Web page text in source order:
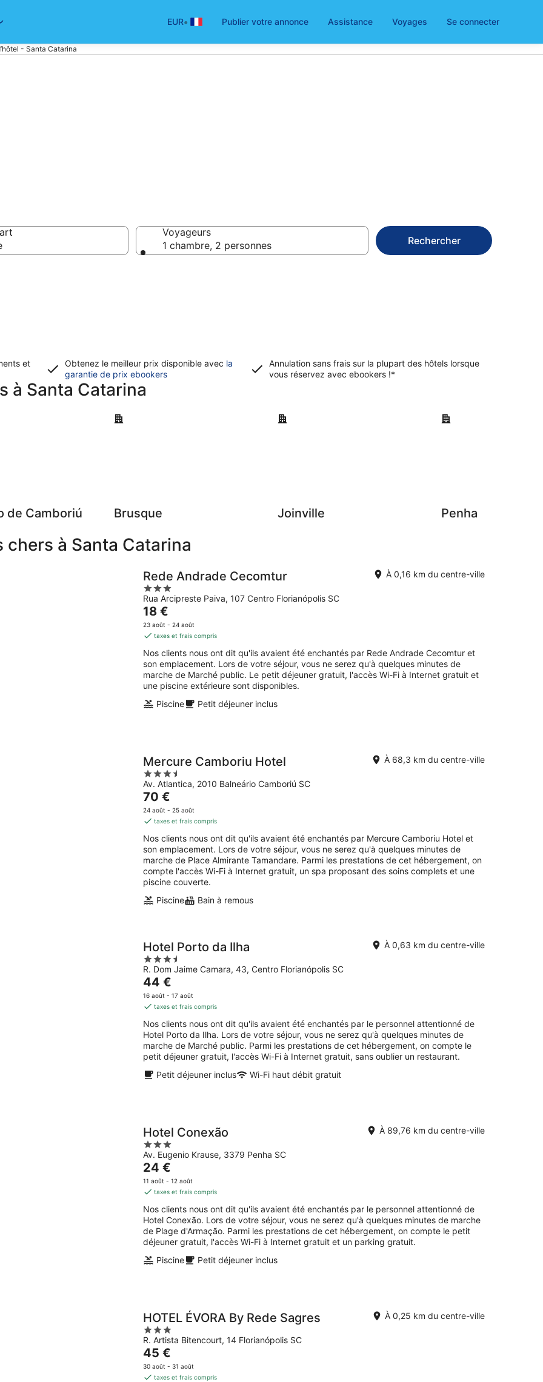
EUR• Publier votre annonce Assistance Voyages Se connecter
- Santa Catarina
Voyageurs
1 chambre, 2 personnes
Rechercher
et
Obtenez le meilleur prix disponible avec la
garantie de prix ebookersS’ouvre
Annulation sans frais sur la plupart des hôtels lorsque
vous réservez avec ebookers !*
à Santa Catarina
de Camboriú Brusque
Brusque
Joinville
Joinville
Penha
Penha
à Santa Catarina
Rede Andrade Cecomtur
3
out
of
5
Rua Arcipreste Paiva, 107 Centro Florianópolis SC
À 0,16 km du centre-ville
Le
prix
est
18 €
par
nuit
18 €
23 août - 24 août
taxes et frais compris
Nos clients nous ont dit qu'ils avaient été enchantés par Rede Andrade Cecomtur et
son emplacement. Lors de votre séjour, vous ne serez qu'à quelques minutes de
marche de Marché public. Le petit déjeuner gratuit, l'accès Wi-Fi à Internet gratuit et
une piscine extérieure sont disponibles.
Piscine
Petit déjeuner inclus
Mercure Camboriu Hotel
3.5
out
of
5
Av. Atlantica, 2010 Balneário Camboriú SC
À 68,3 km du centre-ville
Le
prix
est
70 €
par
nuit
70 €
24 août - 25 août
taxes et frais compris
Nos clients nous ont dit qu'ils avaient été enchantés par Mercure Camboriu Hotel et
son emplacement. Lors de votre séjour, vous ne serez qu'à quelques minutes de
marche de Place Almirante Tamandare. Parmi les prestations de cet hébergement, on
compte l'accès Wi-Fi à Internet gratuit, un spa proposant des soins complets et une
piscine couverte.
Piscine
Bain à remous
Hotel Porto da Ilha
3.5
out
of
5
R. Dom Jaime Camara, 43, Centro Florianópolis SC
À 0,63 km du centre-ville
Le
prix
est
44 €
par
nuit
44 €
16 août - 17 août
taxes et frais compris
Nos clients nous ont dit qu'ils avaient été enchantés par le personnel attentionné de
Hotel Porto da Ilha. Lors de votre séjour, vous ne serez qu'à quelques minutes de
marche de Marché public. Parmi les prestations de cet hébergement, on compte le
petit déjeuner gratuit, l'accès Wi-Fi à Internet gratuit, sans oublier un restaurant.
Petit déjeuner inclus
Wi-Fi haut débit gratuit
Hotel Conexão
3
out
of
5
Av. Eugenio Krause, 3379 Penha SC
À 89,76 km du centre-ville
Le
prix
est
24 €
par
nuit
24 €
11 août - 12 août
taxes et frais compris
Nos clients nous ont dit qu'ils avaient été enchantés par le personnel attentionné de
Hotel Conexão. Lors de votre séjour, vous ne serez qu'à quelques minutes de marche
de Plage d'Armação. Parmi les prestations de cet hébergement, on compte le petit
déjeuner gratuit, l'accès Wi-Fi à Internet gratuit et un parking gratuit.
Piscine
Petit déjeuner inclus
HOTEL ÉVORA By Rede Sagres
3
out
of
5
R. Artista Bitencourt, 14 Florianópolis SC
À 0,25 km du centre-ville
Le
prix
est
45 €
30 août - 31 août
taxes et frais compris